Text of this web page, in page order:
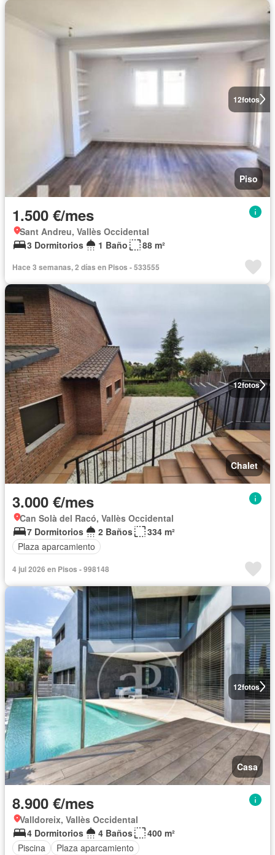
12fotos
Piso
1.500 €/mes
Sant Andreu, Vallès Occidental
3 Dormitorios
1 Baño 88 m²
Hace 3 semanas, 2 días en Pisos - 533555
12fotos
Chalet
3.000 €/mes
Can Solà del Racó, Vallès Occidental
7 Dormitorios
2 Baños
334 m²
Plaza aparcamiento
4 jul 2026 en Pisos - 998148
12fotos
Casa
8.900 €/mes
Valldoreix, Vallès Occidental
4 Dormitorios
4 Baños
400 m²
Piscina
Plaza aparcamiento